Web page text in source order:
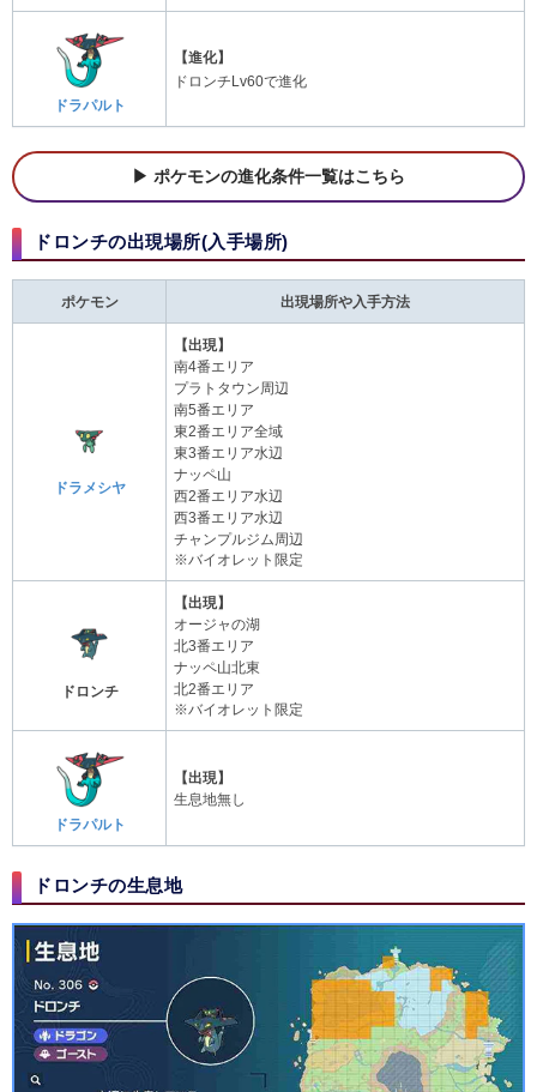
ドラパルト
【進化】
ドロンチLv60で進化
ポケモンの進化条件一覧はこちら
ドロンチの出現場所(入手場所)
ポケモン 出現場所や入手方法
ドラメシヤ
【出現】
南4番エリア
プラトタウン周辺
南5番エリア
東2番エリア全域
東3番エリア水辺
ナッペ山
西2番エリア水辺
西3番エリア水辺
チャンプルジム周辺
※バイオレット限定
ドロンチ
【出現】
オージャの湖
北3番エリア
ナッペ山北東
北2番エリア
※バイオレット限定
ドラパルト
【出現】
生息地無し
ドロンチの生息地